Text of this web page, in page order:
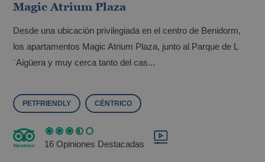
Magic Atrium Plaza
Desde una ubicación privilegiada en el centro de Benidorm,
los apartamentos Magic Atrium Plaza, junto al Parque de L
´Aigüera y muy cerca tanto del cas...
PETFRIENDLY CÉNTRICO
16 Opiniones Destacadas